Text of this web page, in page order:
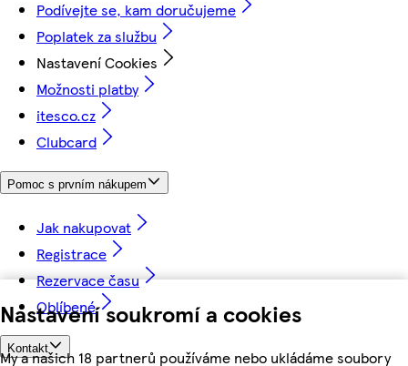
Nastavení soukromí a cookies
My a našich 18 partnerů používáme nebo ukládáme soubory
Podívejte se, kam doručujeme
Poplatek za službu
Nastavení Cookies
Možnosti platby
itesco.cz
Clubcard
Pomoc s prvním nákupem
Jak nakupovat
Registrace
Rezervace času
Oblíbené
Kontakt